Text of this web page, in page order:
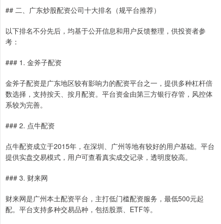
## 二、广东炒股配资公司十大排名（规平台推荐）
以下排名不分先后，均基于公开信息和用户反馈整理，供投资者参
考：
### 1. 金斧子配资
金斧子配资是广东地区较有影响力的配资平台之一，提供多种杠杆倍
数选择，支持按天、按月配资。平台资金由第三方银行存管，风控体
系较为完善。
### 2. 点牛配资
点牛配资成立于2015年，在深圳、广州等地有较好的用户基础。平台
提供实盘交易模式，用户可查看真实成交记录，透明度较高。
### 3. 财来网
财来网是广州本土配资平台，主打低门槛配资服务，最低500元起
配。平台支持多种交易品种，包括股票、ETF等。